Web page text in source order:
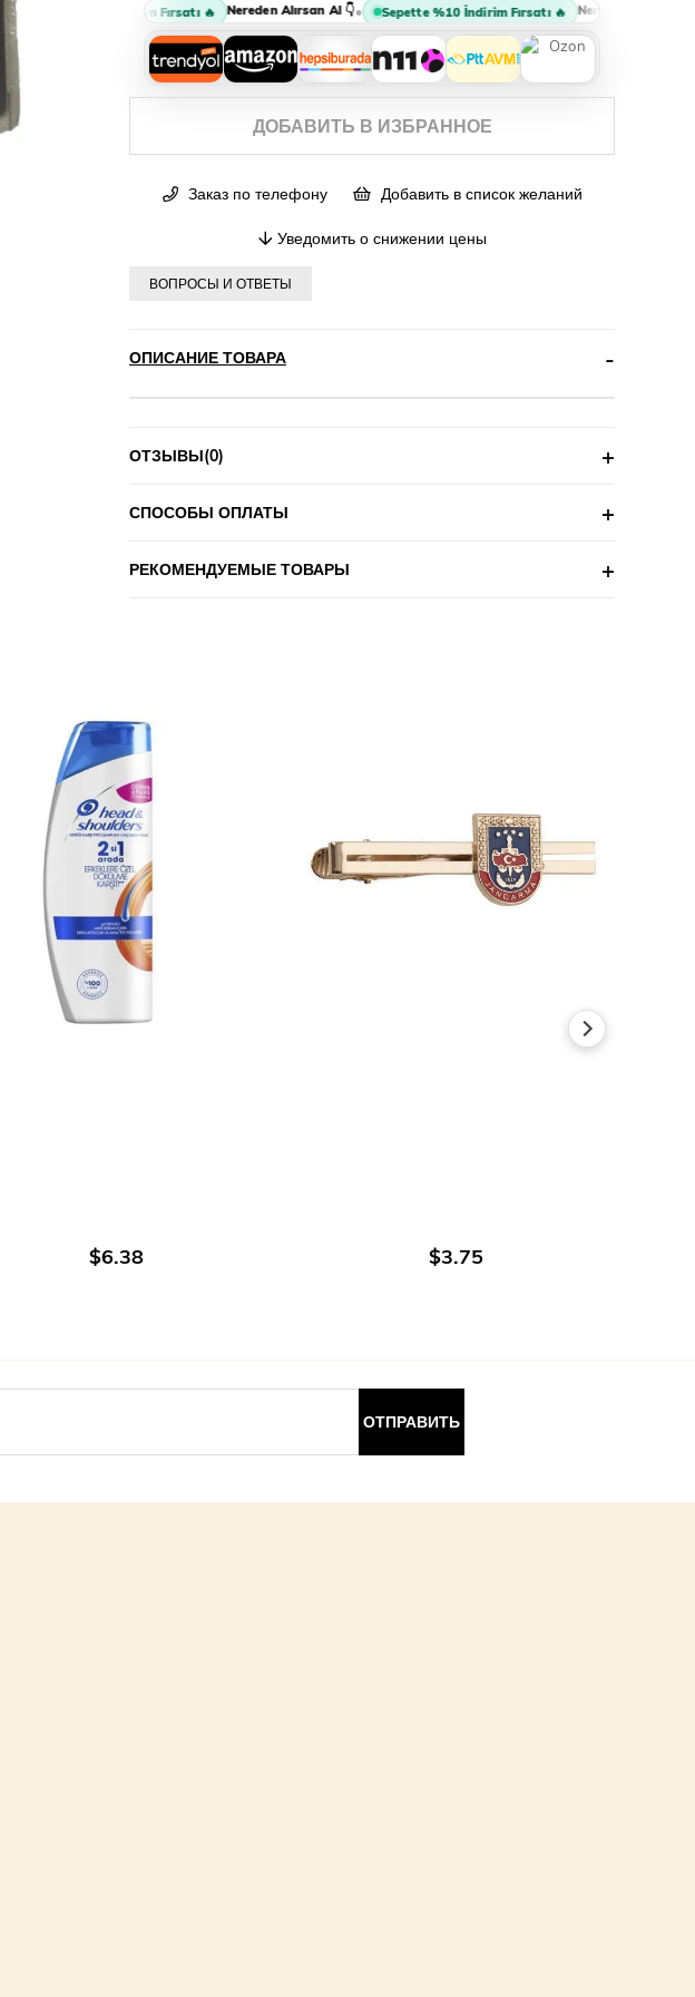
Sepette %10 İndirim Fırsatı 🔥 Nereden Alırsan Al 👇• Sepette %10 İndirim Fırsatı 🔥 Nereden Alırsan Al 👇
ДОБАВИТЬ В ИЗБРАННОЕ
Заказ по телефону Добавить в список желаний
Уведомить о снижении цены
ВОПРОСЫ И ОТВЕТЫ
ОПИСАНИЕ ТОВАРА
ОТЗЫВЫ(0)
СПОСОБЫ ОПЛАТЫ
РЕКОМЕНДУЕМЫЕ ТОВАРЫ
$6.38 $3.75
ОТПРАВИТЬ